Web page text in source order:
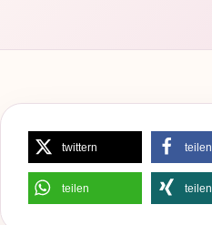
twittern teilen
teilen teilen